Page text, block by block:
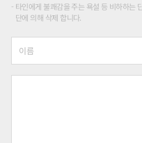
타인에게 불쾌감을 주는 욕설 등 비하하는
단에 의해 삭제 합니다.